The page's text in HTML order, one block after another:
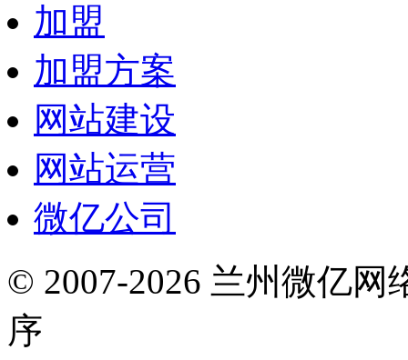
加盟
加盟方案
网站建设
网站运营
微亿公司
© 2007-2026 兰州微亿网
序